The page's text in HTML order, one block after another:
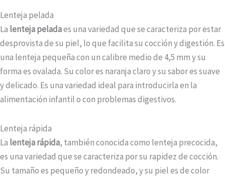
Lenteja pelada
La lenteja peladaes una variedad que se caracteriza por estar
desprovista de su piel, lo que facilita su cocción y digestión. Es
una lenteja pequeña con un calibre medio de 4,5 mm y su
forma es ovalada. Su color es naranja claro y su sabor es suave
y delicado. Es una variedad ideal para introducirla en la
alimentación infantil o con problemas digestivos.
Lenteja rápida
La lenteja rápida, también conocida como lenteja precocida,
es una variedad que se caracteriza por su rapidez de cocción.
Su tamaño es pequeño y redondeado, y su piel es de color